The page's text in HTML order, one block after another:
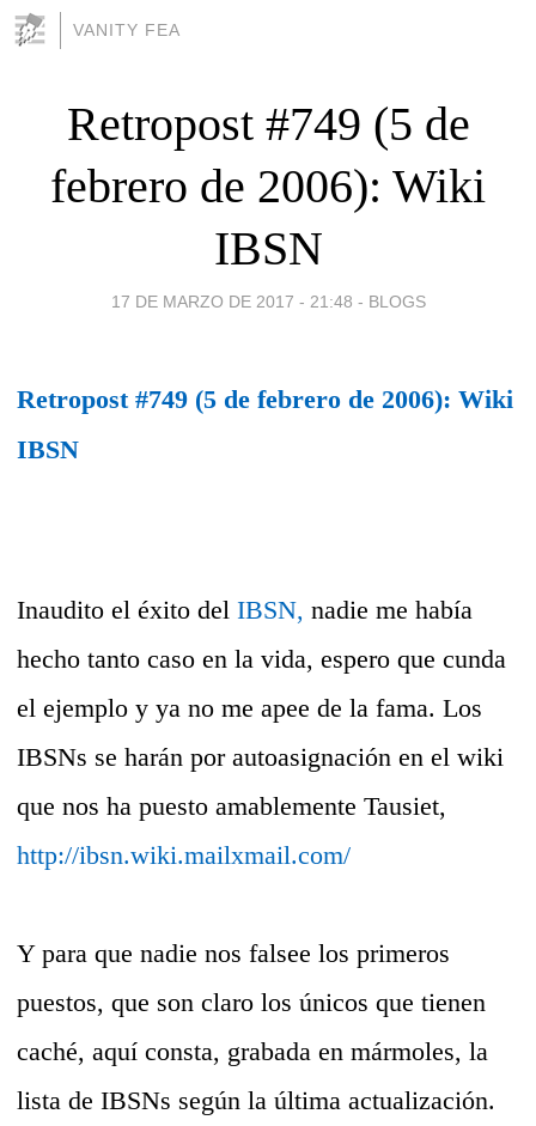
VANITY FEA
Retropost #749 (5 de
febrero de 2006): Wiki
IBSN
17 DE MARZO DE 2017 - 21:48 - BLOGS
Retropost #749 (5 de febrero de 2006): Wiki
IBSN
Inaudito el éxito del IBSN, nadie me había
hecho tanto caso en la vida, espero que cunda
el ejemplo y ya no me apee de la fama. Los
IBSNs se harán por autoasignación en el wiki
que nos ha puesto amablemente Tausiet,
http://ibsn.wiki.mailxmail.com/
Y para que nadie nos falsee los primeros
puestos, que son claro los únicos que tienen
caché, aquí consta, grabada en mármoles, la
lista de IBSNs según la última actualización.